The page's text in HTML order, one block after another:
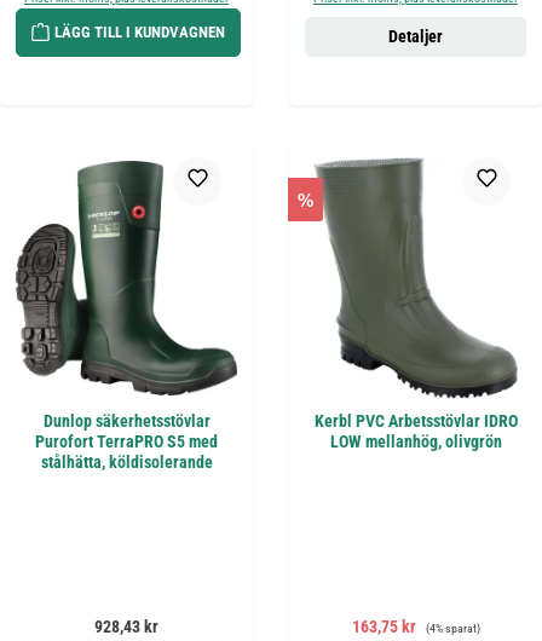
LÄGG TILL I KUNDVAGNEN Detaljer
Dunlop säkerhetsstövlar
Purofort TerraPRO S5 med
stålhätta, köldisolerande
Ordinarie pris:
928,43 kr
%
Kerbl PVC Arbetsstövlar IDRO
LOW mellanhög, olivgrön
Försäljningspris:
163,75 kr Ordinarie pris:
(4% sparat)